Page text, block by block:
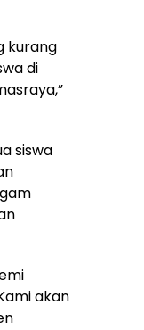
kurang
di
siswa
akan